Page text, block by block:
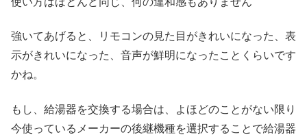
強いてあげると、リモコンの見た目がきれいになった、表
示がきれいになった、音声が鮮明になったことくらいです
かね。
もし、給湯器を交換する場合は、よほどのことがない限り
今使っているメーカーの後継機種を選択することで給湯器